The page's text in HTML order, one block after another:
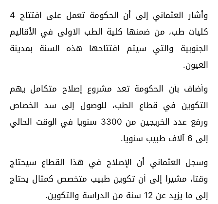
وأشار العثماني إلى أن الحكومة تعمل على افتتاح 4
كليات طب، من ضمنها كلية الطب الاولى في الأقاليم
الجنوبية والتي سيتم افتتاحها هذه السنة بمدينة
العيون.
وأضاف بأن الحكومة تعد مشروع إصلاح متكامل يهم
التكوين في قطاع الطب، للوصول إلى سد الخصاص
ورفع عدد الخريجين من 3300 سنويا في الوقت الحالي
إلى 6 آلاف طبيب سنويا.
وسجل العثماني أن الإصلاح في هذا القطاع سيحتاج
وقتا، مشيرا إلى أن تكوين طبيب متخصص كمثال يحتاج
إلى ما يزيد عن 12 سنة من الدراسة والتكوين.